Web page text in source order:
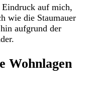
Eindruck auf mich,
wie die Staumauer
aufgrund der
Wohnlagen